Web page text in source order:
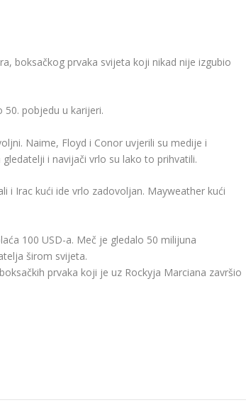
boksačkog prvaka svijeta koji nikad nije izgubio
pobjedu u karijeri.
Naime, Floyd i Conor uvjerili su medije i
i navijači vrlo su lako to prihvatili.
i Irac kući ide vrlo zadovoljan. Mayweather kući
100 USD-a. Meč je gledalo 50 milijuna
širom svijeta.
prvaka koji je uz Rockyja Marciana završio